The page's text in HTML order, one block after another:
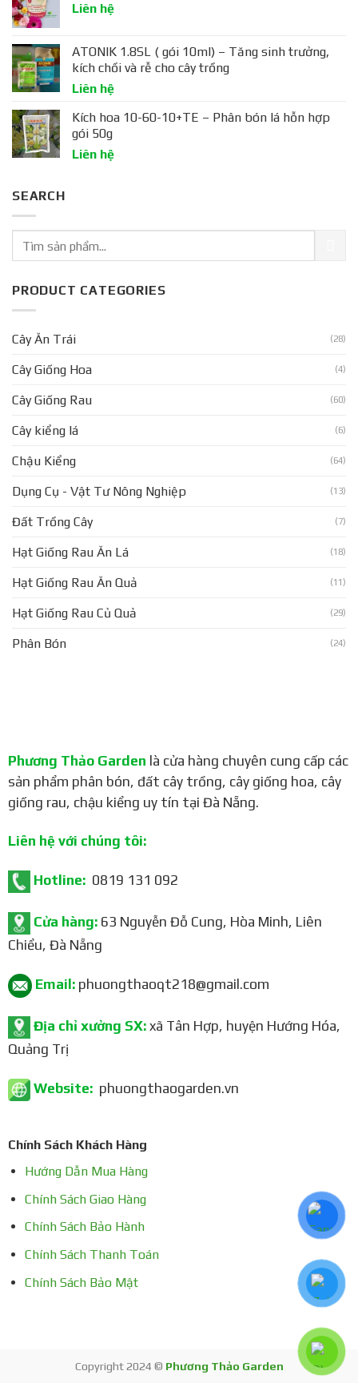
Liên hệ
ATONIK 1.8SL ( gói 10ml) – Tăng sinh trưởng,
kích chồi và rễ cho cây trồng
Liên hệ
Kích hoa 10-60-10+TE – Phân bón lá hỗn hợp
gói 50g
Liên hệ
SEARCH
PRODUCT CATEGORIES
Cây Ăn Trái (28)
Cây Giống Hoa (4)
Cây Giống Rau (60)
Cây kiểng lá (6)
Chậu Kiểng (64)
Dụng Cụ - Vật Tư Nông Nghiệp (13)
Đất Trồng Cây (7)
Hạt Giống Rau Ăn Lá (18)
Hạt Giống Rau Ăn Quả (11)
Hạt Giống Rau Củ Quả (29)
Phân Bón (24)
Phương Thảo Garden là cửa hàng chuyên cung cấp các
sản phẩm phân bón, đất cây trồng, cây giống hoa, cây
giống rau, chậu kiểng uy tín tại Đà Nẵng.
Liên hệ với chúng tôi:
Hotline:0819 131 092
Cửa hàng:63 Nguyễn Đỗ Cung, Hòa Minh, Liên
Chiểu, Đà Nẵng
Email:phuongthaoqt218@gmail.com
Địa chỉ xưởng SX:xã Tân Hợp, huyện Hướng Hóa,
Quảng Trị
Website:phuongthaogarden.vn
Chính Sách Khách Hàng
Hướng Dẫn Mua Hàng
Chính Sách Giao Hàng
Chính Sách Bảo Hành
Chính Sách Thanh Toán
Chính Sách Bảo Mật
Copyright 2024 © Phương Thảo Garden